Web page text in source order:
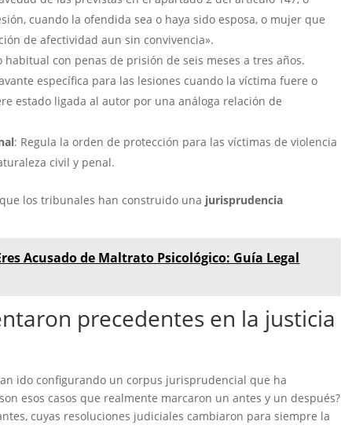
cuando la ofendida sea o haya sido esposa, o mujer que
de afectividad aun sin convivencia».
habitual con penas de prisión de seis meses a tres años.
específica para las lesiones cuando la víctima fuere o
estado ligada al autor por una análoga relación de
: Regula la orden de protección para las víctimas de violencia
civil y penal.
los tribunales han construido una jurisprudencia
Acusado de Maltrato Psicológico: Guía Legal
precedentes en la justicia
ido configurando un corpus jurisprudencial que ha
esos casos que realmente marcaron un antes y un después?
cuyas resoluciones judiciales cambiaron para siempre la